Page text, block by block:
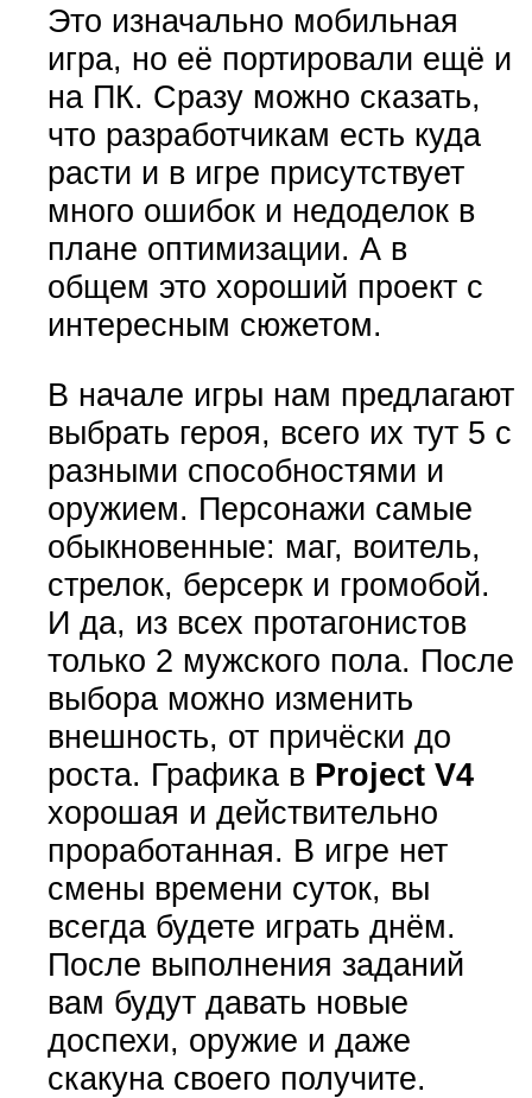
Это изначально мобильная
игра, но её портировали ещё и
на ПК. Сразу можно сказать,
что разработчикам есть куда
расти и в игре присутствует
много ошибок и недоделок в
плане оптимизации. А в
общем это хороший проект с
интересным сюжетом.
В начале игры нам предлагают
выбрать героя, всего их тут 5 с
разными способностями и
оружием. Персонажи самые
обыкновенные: маг, воитель,
стрелок, берсерк и громобой.
И да, из всех протагонистов
только 2 мужского пола. После
выбора можно изменить
внешность, от причёски до
роста. Графика в Project V4
хорошая и действительно
проработанная. В игре нет
смены времени суток, вы
всегда будете играть днём.
После выполнения заданий
вам будут давать новые
доспехи, оружие и даже
скакуна своего получите.